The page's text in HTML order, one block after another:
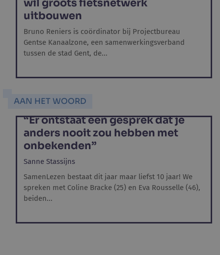
wil groots fietsnetwerk
uitbouwen
Bruno Reniers is coördinator bij Projectbureau
Gentse Kanaalzone, een samenwerkingsverband
tussen de stad Gent, de...
AAN HET WOORD
“Er ontstaat een gesprek dat je
anders nooit zou hebben met
onbekenden”
Sanne Stassijns
SamenLezen bestaat dit jaar maar liefst 10 jaar! We
spreken met Coline Bracke (25) en Eva Rousselle (46),
beiden...